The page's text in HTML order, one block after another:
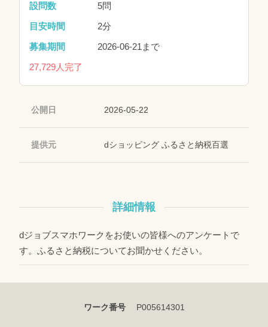
設問数
5問
目安時間
2分
募集期間
2026-06-21まで
27,729人完了
公開日 2026-05-22
提供元 dショッピング ふるさと納税百選
詳細情報
dジョブスマホワークをお使いの皆様へのアンケートで
す。ふるさと納税についてお聞かせください。
ワーク番号 P005614301